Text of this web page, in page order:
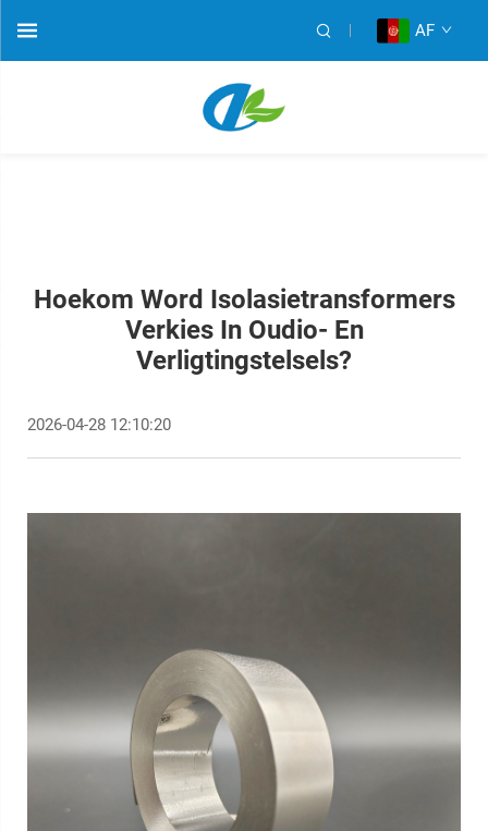
AF
Hoekom Word Isolasietransformers
Verkies In Oudio- En
Verligtingstelsels?
2026-04-28 12:10:20